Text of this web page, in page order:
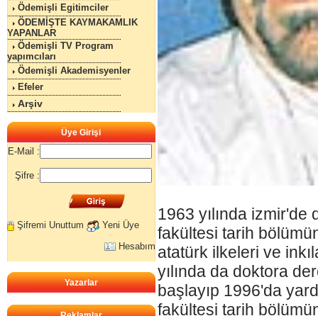
Ödemişli Egitimciler
ÖDEMİŞTE KAYMAKAMLIK
YAPANLAR
Ödemişli TV Program
yapımcıları
Ödemişli Akademisyenler
Efeler
Arşiv
Üye Girişi
E-Mail :
Şifre :
Şifremi Unuttum
Yeni Üye
Hesabım
Yazarlar
1963 yılında
fakültesi tarih
atatürk ilkeleri ve
yılında da doktora
başlayıp 1996'da
fakültesi tarih